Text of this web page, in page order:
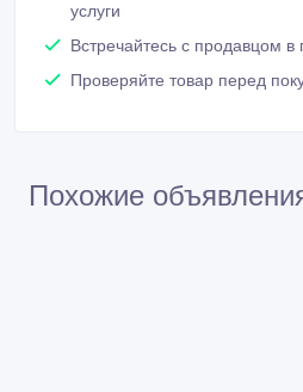
услуги
Встречайтесь с продавцом в
Проверяйте товар перед
Похожие